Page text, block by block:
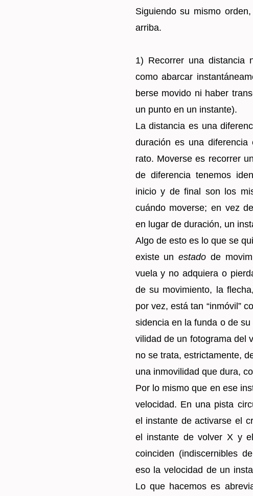
Si­guien­do su mismo
arri­ba.
1) Re­co­rrer una dis­tan­cia
como abar­car
ber­se mo­vi­do ni haber
un punto en un ins­tan­te).
La dis­tan­cia es una
du­ra­ción es una
rato. Mo­ver­se es re­co­rrer
de di­fe­ren­cia te­ne­mos
inicio y de final son los
cuán­do mo­ver­se; en vez
en lugar de du­ra­ción, un
Algo de esto es lo que se
exis­te unes­ta­do de
vuela y no ad­quie­ra o
de su mo­vi­mien­to, la
por vez, está tan “in­mó­vil”
si­den­cia en la funda o de
vi­li­dad de un fo­to­gra­ma del
no se trata, es­tric­ta­men­te,
una in­mo­vi­li­dad que dura,
Por lo mismo que en ese
ve­lo­ci­dad. En una pista
el ins­tan­te de ac­ti­var­se el
el ins­tan­te de vol­ver X y
coin­ci­den (in­dis­cer­ni­bles
eso la ve­lo­ci­dad de un
Lo que ha­ce­mos es